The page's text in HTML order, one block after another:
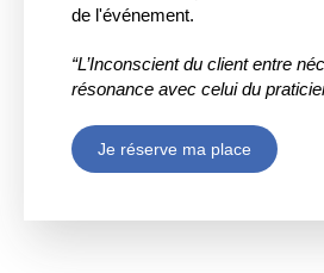
de l'événement.
“L’Inconscient du client entre
résonance avec celui du
Je réserve ma place